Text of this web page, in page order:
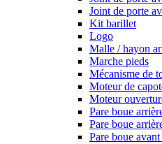
Joint de porte
Kit barillet
Logo
Malle / hayon
Marche pieds
Mécanisme de
Moteur de
Moteur
Pare boue
Pare boue
Pare boue